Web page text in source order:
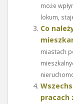
może
lokum,
Co
miastach
pracach